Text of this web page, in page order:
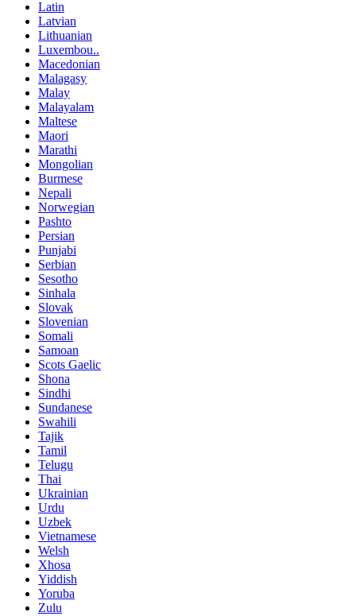
Latin
Latvian
Lithuanian
Luxembou..
Macedonian
Malagasy
Malay
Malayalam
Maltese
Maori
Marathi
Mongolian
Burmese
Nepali
Norwegian
Pashto
Persian
Punjabi
Serbian
Sesotho
Sinhala
Slovak
Slovenian
Somali
Samoan
Scots Gaelic
Shona
Sindhi
Sundanese
Swahili
Tajik
Tamil
Telugu
Thai
Ukrainian
Urdu
Uzbek
Vietnamese
Welsh
Xhosa
Yiddish
Yoruba
Zulu